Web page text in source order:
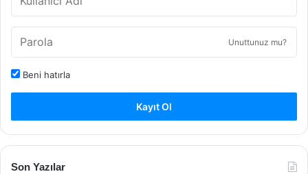
Unuttunuz mu?
Beni hatırla
Kayıt Ol
Son Yazılar